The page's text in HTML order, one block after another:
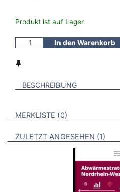
Produkt ist auf Lager
In den Warenkorb
BESCHREIBUNG
VERWEISE AUF VERMERKTE-
MERKLISTE 0 BROSCHÜREN
ZULETZT ANGESEHEN 1